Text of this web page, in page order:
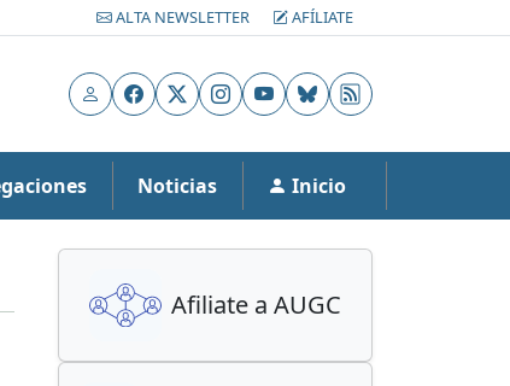
ALTA NEWSLETTER AFÍLIATE
UsuarioFacebook
X Instagram
YouTubeBluesky
RSS
Noticias Inicio
Afiliate a AUGC